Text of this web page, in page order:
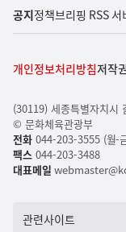
공지정책브리핑 RSS
개인정보처리방침저작
(30119) 세종특별자치시
© 문화체육관광부
전화044-203-3555 (월-
팩스044-203-3488
대표메일
관련사이트